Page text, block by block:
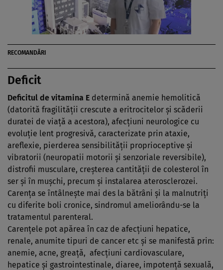
RECOMANDĂRI
Deficit
Deficitul de vitamina E determină anemie hemolitică
(datorită fragilităţii crescute a eritrocitelor şi scăderii
duratei de viaţă a acestora), afecţiuni neurologice cu
evoluţie lent progresivă, caracterizate prin ataxie,
areflexie, pierderea sensibilităţii proprioceptive şi
vibratorii (neuropatii motorii şi senzoriale reversibile),
distrofii musculare, creşterea cantităţii de colesterol în
ser şi în muşchi, precum şi instalarea aterosclerozei.
Carenţa se întâlneşte mai des la bătrâni şi la malnutriţi
cu diferite boli cronice, sindromul ameliorându-se la
tratamentul parenteral.
Carenţele pot apărea în caz de afecţiuni hepatice,
renale, anumite tipuri de cancer etc şi se manifestă prin:
anemie, acne, greaţă, afecţiuni cardiovasculare,
hepatice şi gastrointestinale, diaree, impotenţă sexuală,